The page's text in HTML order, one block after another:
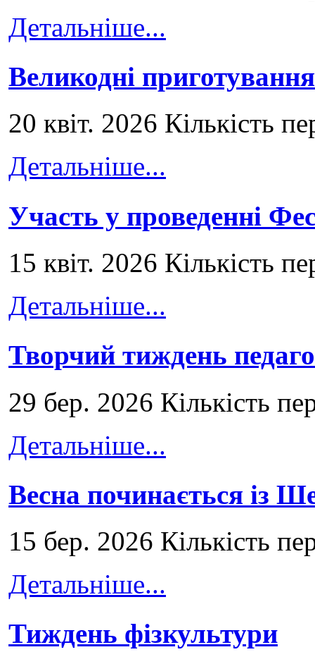
Детальніше...
Великодні приготування
20 квіт. 2026 Кількість
Детальніше...
Участь у проведенні
15 квіт. 2026 Кількість
Детальніше...
Творчий тиждень
29 бер. 2026 Кількість
Детальніше...
Весна починається із
15 бер. 2026 Кількість
Детальніше...
Тиждень фізкультури